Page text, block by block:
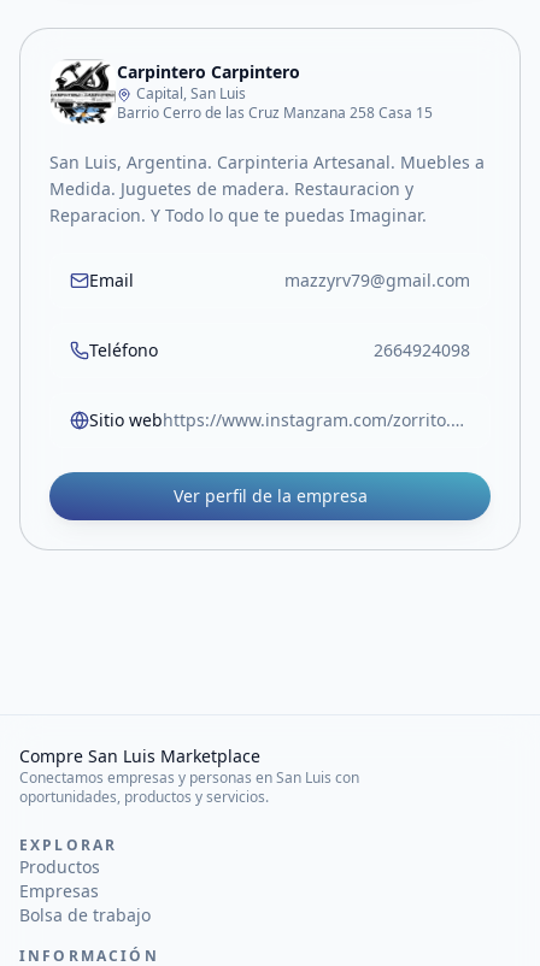
Carpintero Carpintero
Capital, San Luis
Barrio Cerro de las Cruz Manzana 258 Casa 15
San Luis, Argentina. Carpinteria Artesanal. Muebles a
Medida. Juguetes de madera. Restauracion y
Reparacion. Y Todo lo que te puedas Imaginar.
Email mazzyrv79@gmail.com
Teléfono 2664924098
Sitio web https://www.instagram.com/zorrito.colorado.sl/
Ver perfil de la empresa
Compre San Luis Marketplace
Conectamos empresas y personas en San Luis con
oportunidades, productos y servicios.
EXPLORAR
Productos
Empresas
Bolsa de trabajo
INFORMACIÓN